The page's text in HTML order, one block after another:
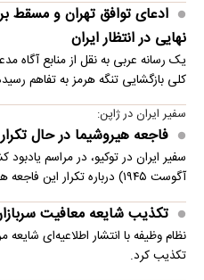
ادعای توافق تهران و مسقط
نهایی در انتظار ایران
یک رسانه عربی به نقل از منابع
کلی بازگشایی تنگه هرمز به تفاهم
سفیر ایران در ژاپن:
فاجعه هیروشیما در حال
آگوست ۱۹۴۵) درباره تکرار این فاجعه هشدار داد.
تکذیب شایعه معافیت
نظام وظیفه با انتشار اطلاعیه‌ای
تکذیب کرد.